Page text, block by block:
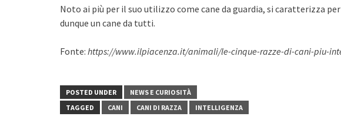
Noto ai più per il suo utilizzo come cane da guardia, si caratterizza
dunque un cane da tutti.
Fonte: https://www.ilpiacenza.it/animali/le-cinque-razze-di-cani-piu-
POSTED UNDER
NEWS E CURIOSITÀ
TAGGED
CANI CANI DI RAZZA INTELLIGENZA